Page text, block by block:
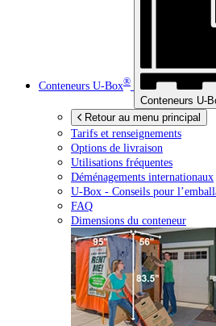
Conteneurs U-Box®
Conteneurs U-
Retour au menu principal
Tarifs et renseignements
Options de livraison
Utilisations fréquentes
Déménagements internationaux
U-Box - Conseils pour
FAQ
Dimensions du conteneur